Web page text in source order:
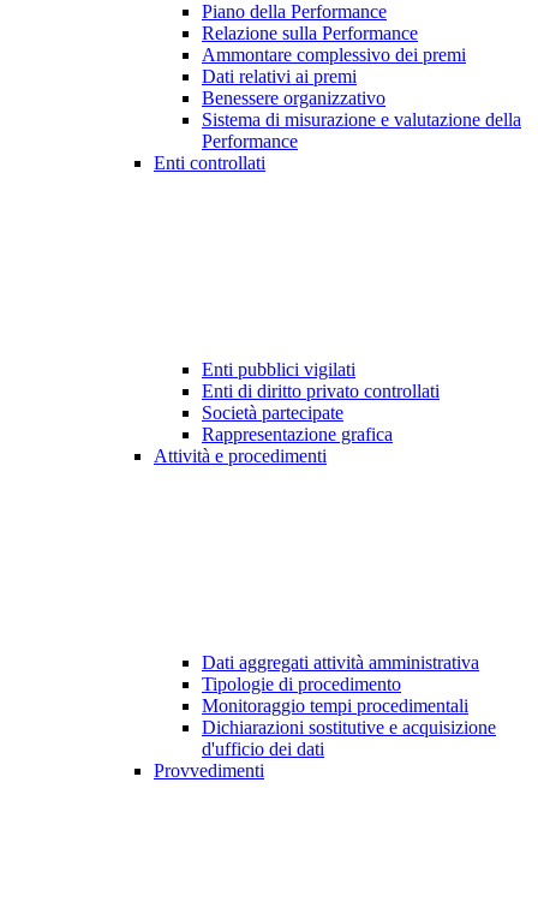
Piano della Performance
Relazione sulla Performance
Ammontare complessivo dei premi
Dati relativi ai premi
Benessere organizzativo
Sistema di misurazione e valutazione della
Performance
Enti controllati
Enti pubblici vigilati
Enti di diritto privato controllati
Società partecipate
Rappresentazione grafica
Attività e procedimenti
Dati aggregati attività amministrativa
Tipologie di procedimento
Monitoraggio tempi procedimentali
Dichiarazioni sostitutive e acquisizione
d'ufficio dei dati
Provvedimenti